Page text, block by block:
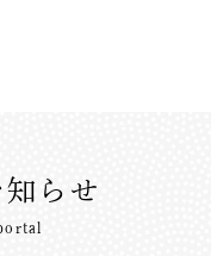
らせ